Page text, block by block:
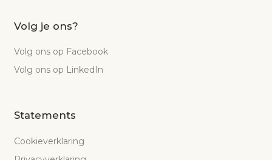
Volg je ons?
Volg ons op Facebook
Volg ons op LinkedIn
Statements
Cookieverklaring